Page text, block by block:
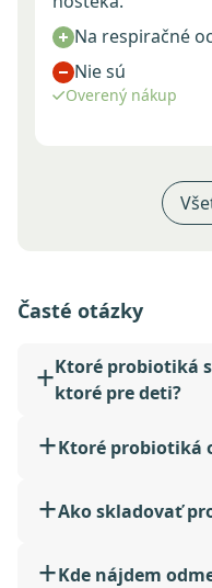
Na respiračné
Nie sú
Overený nákup
Časté otázky
Ktoré probiotiká
ktoré pre deti?
Ktoré probiotiká
Ako skladovať
Kde nájdem